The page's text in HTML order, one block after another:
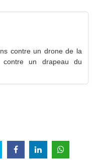
contre un drone de la
contre un drapeau du